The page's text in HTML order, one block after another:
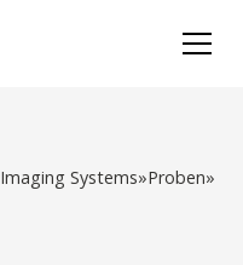
Imaging Systems»Proben»